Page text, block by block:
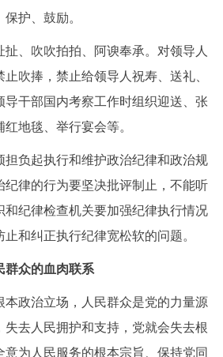
护、鼓励。
、吹吹拍拍、阿谀奉承。对领导人
吹捧，禁止给领导人祝寿、送礼、
导干部国内考察工作时组织迎送、张
地毯、举行宴会等。
负起执行和维护政治纪律和政治规
纪律的行为要坚决批评制止，不能听
和纪律检查机关要加强纪律执行情况
和纠正执行纪律宽松软的问题。
众的血肉联系
政治立场，人民群众是党的力量源
失去人民拥护和支持，党就会失去根
为人民服务的根本宗旨、保持党同